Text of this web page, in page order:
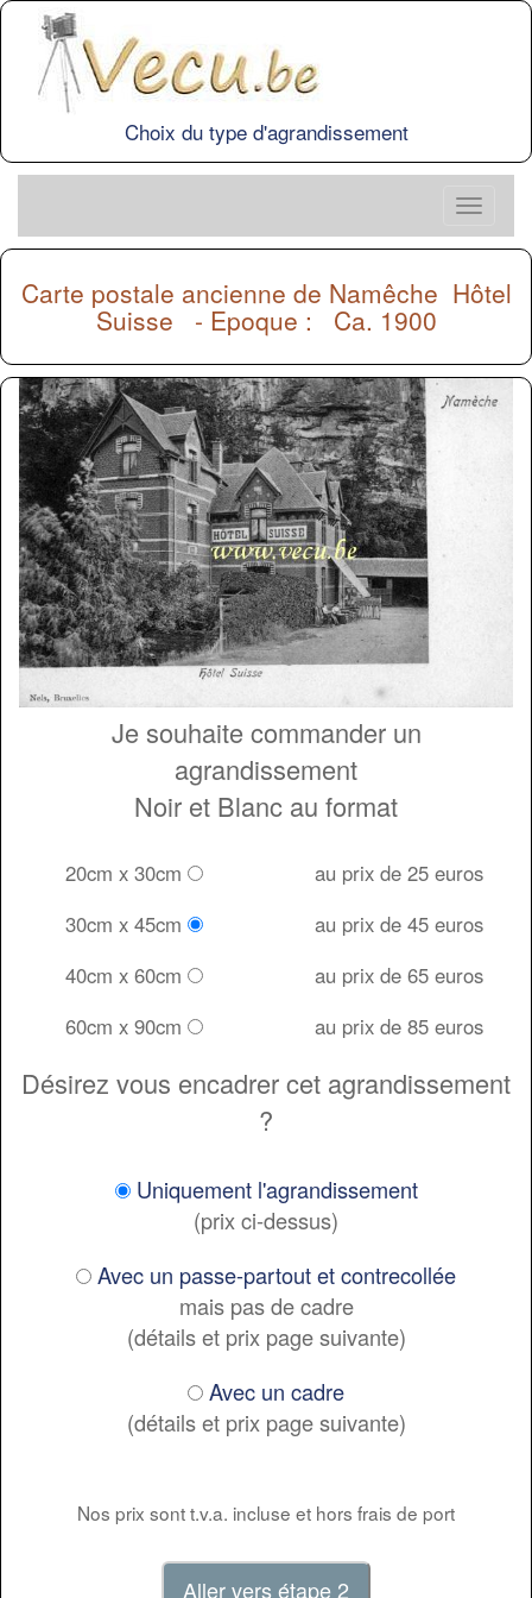
Choix du type d'agrandissement
Carte postale ancienne de Namêche Hôtel
Suisse - Epoque : Ca. 1900
Je souhaite commander un
agrandissement
Noir et Blanc au format
20cm x 30cm
au prix de 25 euros
30cm x 45cm
au prix de 45 euros
40cm x 60cm
au prix de 65 euros
60cm x 90cm
au prix de 85 euros
Désirez vous encadrer cet agrandissement
?
Uniquement l'agrandissement
(prix ci-dessus)
Avec un passe-partout et contrecollée
mais pas de cadre
(détails et prix page suivante)
Avec un cadre
(détails et prix page suivante)
Nos prix sont t.v.a. incluse et hors frais de port